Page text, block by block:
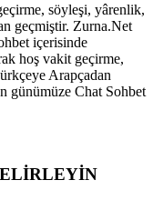
söyleşi, yârenlik,
geçmiştir. Zurna.Net
içerisinde
hoş vakit geçirme,
Arapçadan
günümüze Chat Sohbet